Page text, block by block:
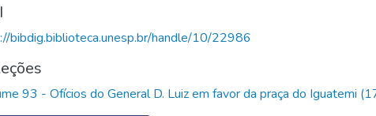
bibdig.biblioteca.unesp.br/handle/10/22986
93 - Ofícios do General D. Luiz em favor da praça do Iguatemi